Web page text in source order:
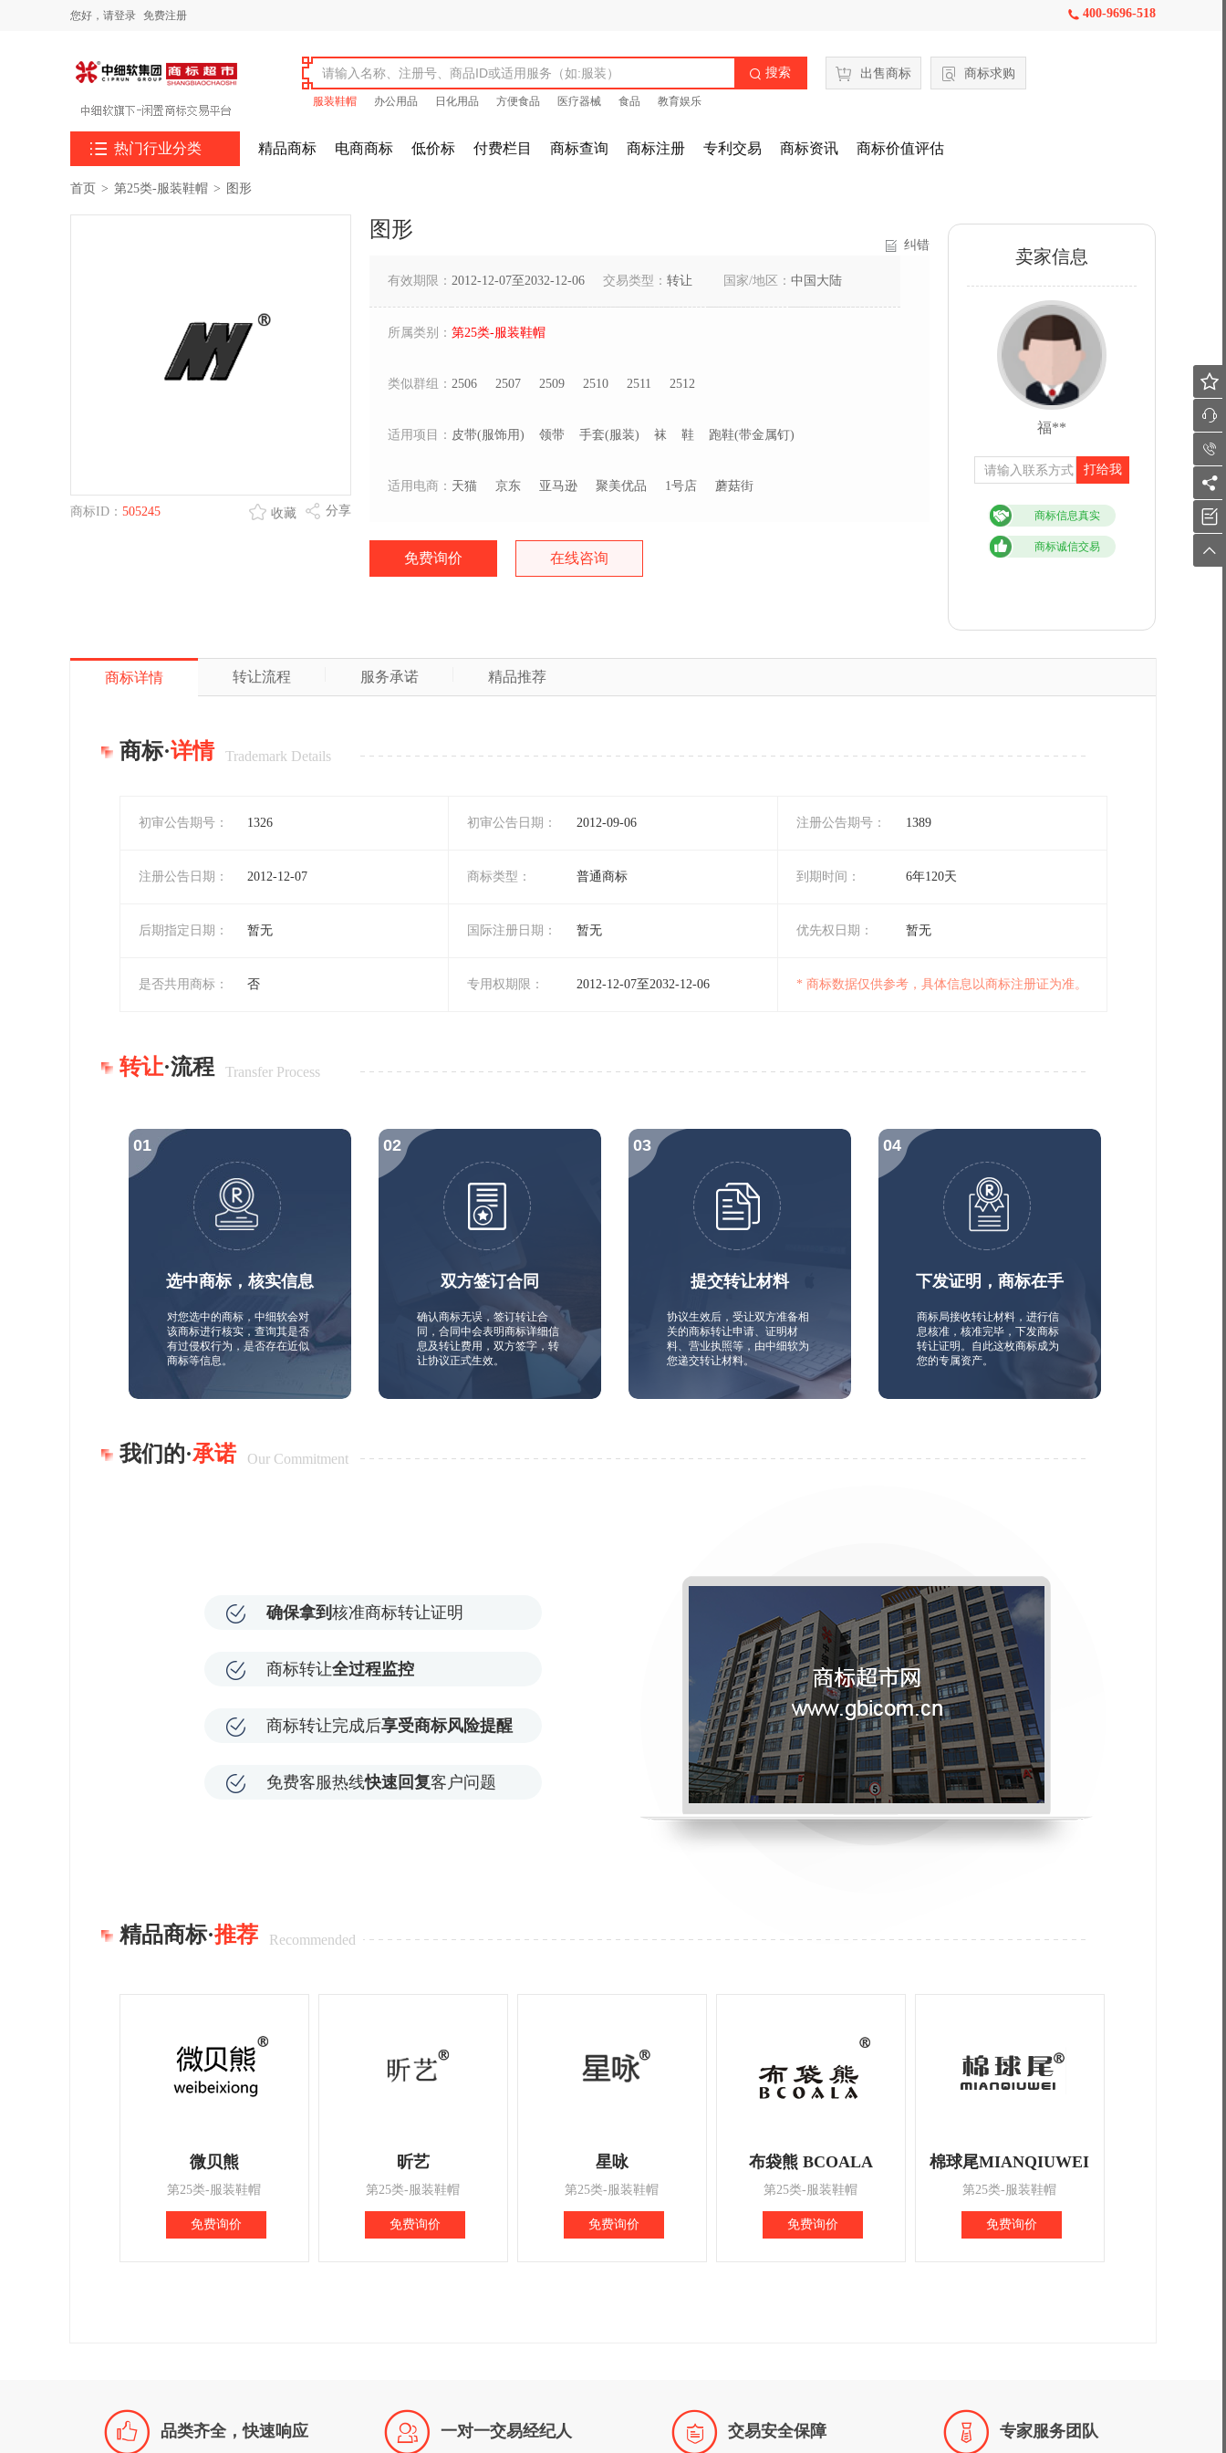
您好， 请登录 免费注册  400-9696-518
 搜索
服装鞋帽 办公用品 日化用品 方便食品 医疗器械 食品 教育娱乐
出售商标 商标求购
 热门行业分类 精品商标 电商商标 低价标 付费栏目 商标查询 商标注册 专利交易 商标资讯 商标价值评估
首页 > 第25类-服装鞋帽 > 图形
商标ID： 505245 分享
收藏
图形
纠错
有效期限： 2012-12-07至2032-12-06 交易类型： 转让 国家/地区： 中国大陆
所属类别： 第25类-服装鞋帽
类似群组： 2506 2507 2509 2510 2511 2512
适用项目： 皮带(服饰用) 领带 手套(服装) 袜 鞋 跑鞋(带金属钉)
适用电商： 天猫 京东 亚马逊 聚美优品 1号店 蘑菇街
免费询价 在线咨询
卖家信息
福**
打给我
商标信息真实
商标诚信交易
商标详情 转让流程 服务承诺 精品推荐
商标·详情 Trademark Details
初审公告期号： 1326 初审公告日期： 2012-09-06 注册公告期号： 1389
注册公告日期： 2012-12-07 商标类型： 普通商标 到期时间： 6年120天
后期指定日期： 暂无 国际注册日期： 暂无 优先权日期： 暂无
是否共用商标： 否 专用权期限： 2012-12-07至2032-12-06 * 商标数据仅供参考，具体信息以商标注册证为准。
转让·流程 Transfer Process
选中商标，核实信息
对您选中的商标，中细软会对
该商标进行核实，查询其是否
有过侵权行为，是否存在近似
商标等信息。
双方签订合同
确认商标无误，签订转让合
同，合同中会表明商标详细信
息及转让费用，双方签字，转
让协议正式生效。
提交转让材料
协议生效后，受让双方准备相
关的商标转让申请、证明材
料、营业执照等，由中细软为
您递交转让材料。
下发证明，商标在手
商标局接收转让材料，进行信
息核准，核准完毕，下发商标
转让证明。自此这枚商标成为
您的专属资产。
我们的·承诺 Our Commitment
确保拿到 核准商标转让证明
商标转让全过程监控
商标转让完成后享受商标风险提醒
免费客服热线快速回复客户问题
精品商标·推荐 Recommended
微贝熊
第25类-服装鞋帽
免费询价
昕艺
第25类-服装鞋帽
免费询价
星咏
第25类-服装鞋帽
免费询价
布袋熊 BCOALA
第25类-服装鞋帽
免费询价
棉球尾MIANQIUWEI
第25类-服装鞋帽
免费询价
 品类齐全，快速响应  一对一交易经纪人  交易安全保障  专家服务团队





